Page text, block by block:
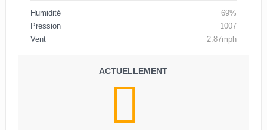
Humidité
69%
Pression
1007
Vent
2.87mph
ACTUELLEMENT